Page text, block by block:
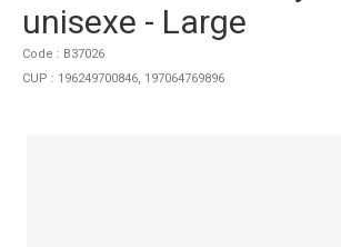
unisexe - Large
Code : B37026
CUP : 196249700846, 197064769896